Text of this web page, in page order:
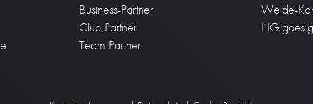
Business-Partner
Club-Partner
Team-Partner
Welde-
HG goes